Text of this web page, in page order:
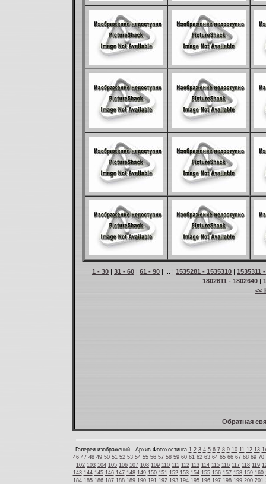
1 - 30 | 31 - 60 | 61 - 90 | ... | 1535281 - 1535310 | 1535311
1802611 - 1802640|
<<
Обратная
Галереи изображений - Архив Фотохостинга 1 2 3 4 5 6 7 8 9 10 11 12 13
46 47 48 49 50 51 52 53 54 55 56 57 58 59 60 61 62 63 64 65 66 67 68 69 70
102 103 104 105 106 107 108 109 110 111 112 113 114 115 116 117 118 119
143 144 145 146 147 148 149 150 151 152 153 154 155 156 157 158 159 160
184 185 186 187 188 189 190 191 192 193 194 195 196 197 198 199 200 201